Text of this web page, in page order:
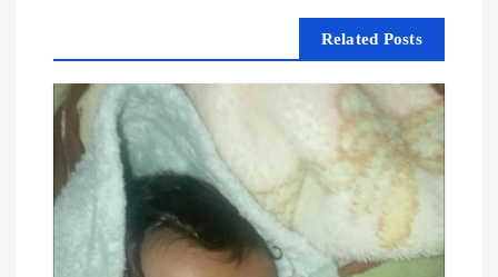
م
ق
Related Posts